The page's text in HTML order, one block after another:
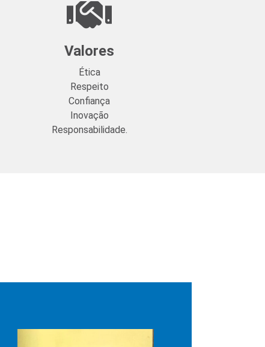
Valores
Ética
Respeito
Confiança
Inovação
Responsabilidade.